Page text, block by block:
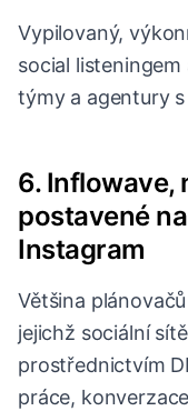
Vypilovaný,
social
týmy a agentury
6. Inflowave,
postavené
Instagram
Většina
jejichž sociální
prostřednictvím
práce,